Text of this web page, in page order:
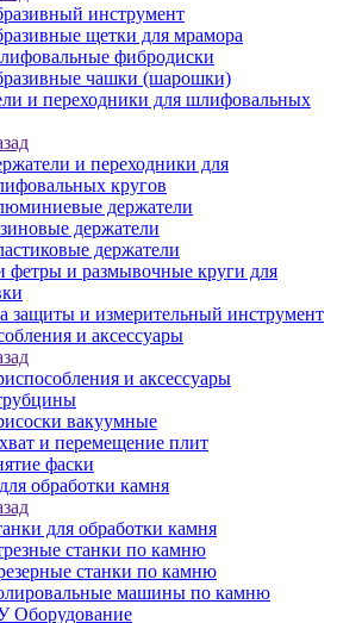
инструмент
щетки для мрамора
фибродиски
чашки (шарошки)
и переходники для шлифовальных
и переходники для
кругов
держатели
держатели
держатели
фетры и размывочные круги для
защиты и измерительный инструмент
и аксессуары
и аксессуары
вакуумные
и перемещение плит
фаски
обработки камня
для обработки камня
станки по камню
станки по камню
машины по камню
Оборудование